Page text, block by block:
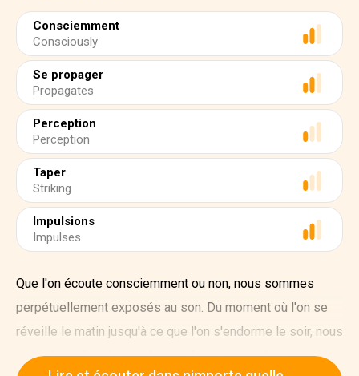
Consciemment
Consciously
Se propager
Propagates
Perception
Perception
Taper
Striking
Impulsions
Impulses
Que l'on écoute consciemment ou non, nous sommes
perpétuellement exposés au son. Du moment où l'on se
réveille le matin jusqu'à ce que l'on s'endorme le soir, nous
entendons des chiens aboyer, des oiseaux chanter et le